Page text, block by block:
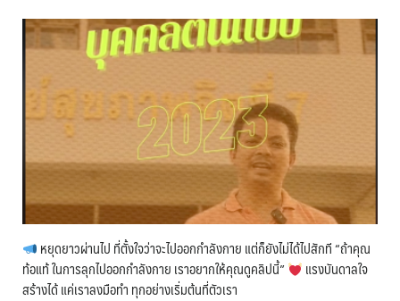
หยุดยาวผ่านไป ที่ตั้งใจว่าจะไปออกกำลังกาย แต่ก็ยังไม่ได้ไปสักที “ถ้าคุณ
ท้อแท้ ในการลุกไปออกกำลังกาย เราอยากให้คุณดูคลิปนี้”
แรงบันดาลใจ
สร้างได้ แค่เราลงมือทำ ทุกอย่างเริ่มต้นที่ตัวเรา